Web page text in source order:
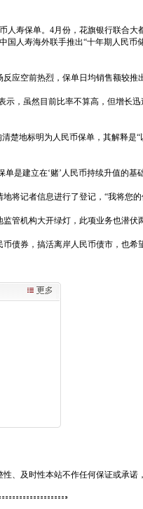
寿保单。4月份，花旗银行联合
人寿海外联手推出“十年期人民币
应空前热烈，保单日均销售额较
，虽然目前比率不算高，但增长
楚地标明为人民币保单，其解释是
单是建立在‘赌’人民币持续升值的
将记者信息进行了登记，“我将您
管机构大开绿灯，此项业务也潜伏
债券，搞活离岸人民币债市，也希
、及时性本站不作任何保证或承诺